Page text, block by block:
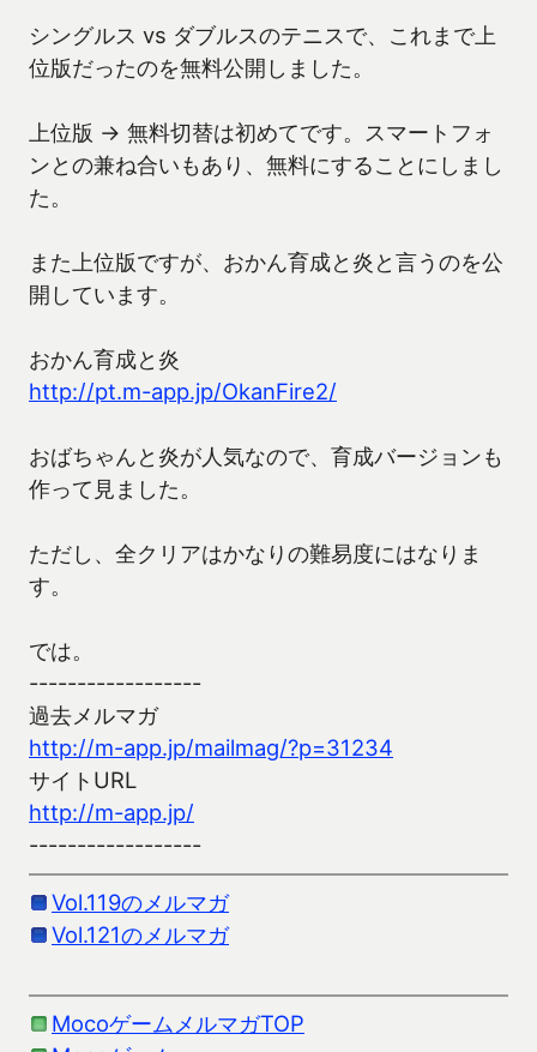
シングルス vs ダブルスのテニスで、これまで上
位版だったのを無料公開しました。
上位版 → 無料切替は初めてです。スマートフォ
ンとの兼ね合いもあり、無料にすることにしまし
た。
また上位版ですが、おかん育成と炎と言うのを公
開しています。
おかん育成と炎
http://pt.m-app.jp/OkanFire2/
おばちゃんと炎が人気なので、育成バージョンも
作って見ました。
ただし、全クリアはかなりの難易度にはなりま
す。
では。
------------------
過去メルマガ
http://m-app.jp/mailmag/?p=31234
サイトURL
http://m-app.jp/
------------------
Vol.119のメルマガ
Vol.121のメルマガ
MocoゲームメルマガTOP